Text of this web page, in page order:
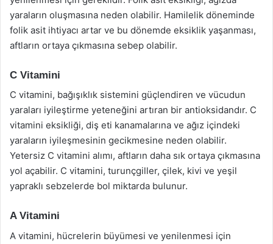
yaraların oluşmasına neden olabilir. Hamilelik döneminde
folik asit ihtiyacı artar ve bu dönemde eksiklik yaşanması,
aftların ortaya çıkmasına sebep olabilir.
C Vitamini
C vitamini, bağışıklık sistemini güçlendiren ve vücudun
yaraları iyileştirme yeteneğini artıran bir antioksidandır. C
vitamini eksikliği, diş eti kanamalarına ve ağız içindeki
yaraların iyileşmesinin gecikmesine neden olabilir.
Yetersiz C vitamini alımı, aftların daha sık ortaya çıkmasına
yol açabilir. C vitamini, turunçgiller, çilek, kivi ve yeşil
yapraklı sebzelerde bol miktarda bulunur.
A Vitamini
A vitamini, hücrelerin büyümesi ve yenilenmesi için